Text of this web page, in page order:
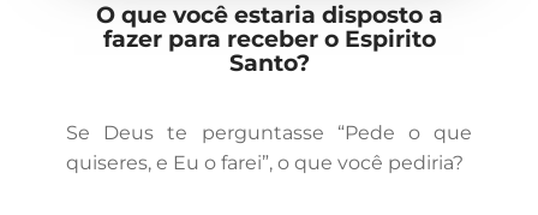
O que você estaria disposto a
fazer para receber o Espirito
Santo?
Se Deus te perguntasse “Pede o que
quiseres, e Eu o farei”, o que você pediria?